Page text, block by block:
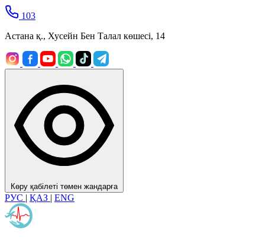
103
Астана қ., Хусейн Бен Талал көшесі, 14
Көру қабілеті төмен жандарға
РУС | ҚАЗ | ENG